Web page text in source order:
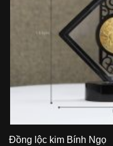
Đồng lộc kim Bính Ngọ